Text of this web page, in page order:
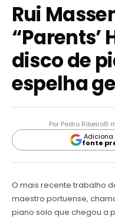
Rui
“Parents’
disco de
espelha
Por Pedro Ribeiro8
Adiciona
fonte
O mais recente trabalho
maestro portuense,
piano solo que chegou a